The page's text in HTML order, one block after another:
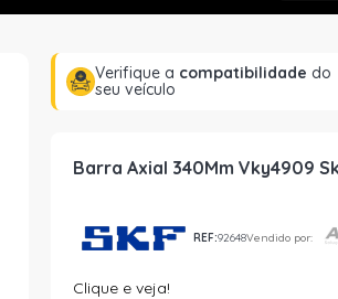
Verifique a compatibilidade do
seu veículo
Barra Axial 340Mm Vky4909
REF:92648Vendido por:
Clique e veja!